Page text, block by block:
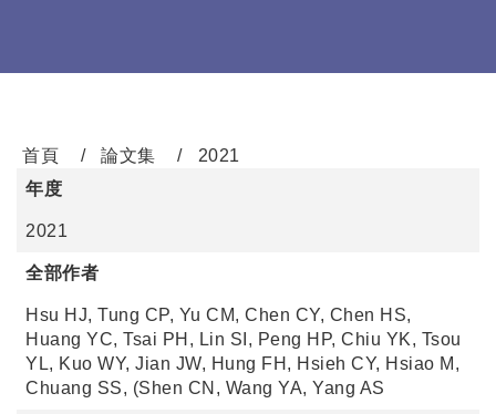
首頁 論文集
2021
年度
2021
全部作者
Hsu HJ, Tung CP, Yu CM, Chen CY, Chen HS,
Huang YC, Tsai PH, Lin SI, Peng HP, Chiu YK, Tsou
YL, Kuo WY, Jian JW, Hung FH, Hsieh CY, Hsiao M,
Chuang SS, (Shen CN, Wang YA, Yang AS